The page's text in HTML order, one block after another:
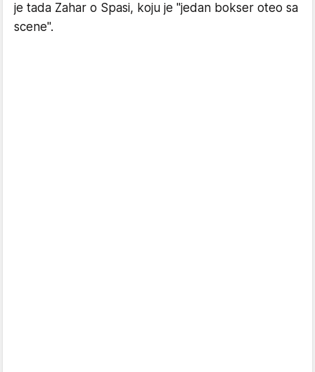
je tada Zahar o Spasi, koju je "jedan bokser oteo sa
scene".